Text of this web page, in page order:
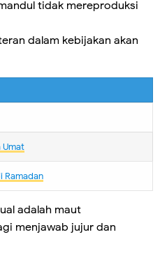
tidak mereproduksi
dalam kebijakan akan
Umat
Ramadan
adalah maut
menjawab jujur dan